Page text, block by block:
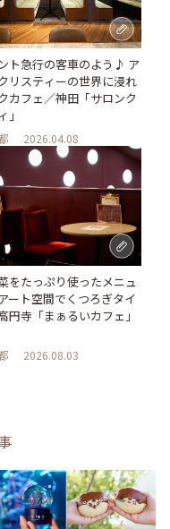
ト急行の客車のよう♪ ア
リスティーの世界に浸れ
カフェ／神田「サロンク
」
2026.04.08
をたっぷり使ったメニュ
ート空間でくつろぎタイ
円寺「まぁるいカフェ」
2026.08.03